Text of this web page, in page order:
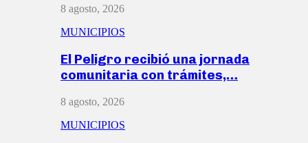
8 agosto, 2026
MUNICIPIOS
El Peligro recibió una jornada
comunitaria con trámites,…
8 agosto, 2026
MUNICIPIOS